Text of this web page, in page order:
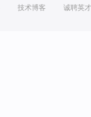
技术博客 诚聘英才